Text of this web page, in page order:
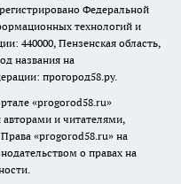
Федеральной
технологий и
440000, Пензенская область,
названия на
прогород58.ру.
«progorod58.ru»
и читателями,
«progorod58.ru» на
о правах на